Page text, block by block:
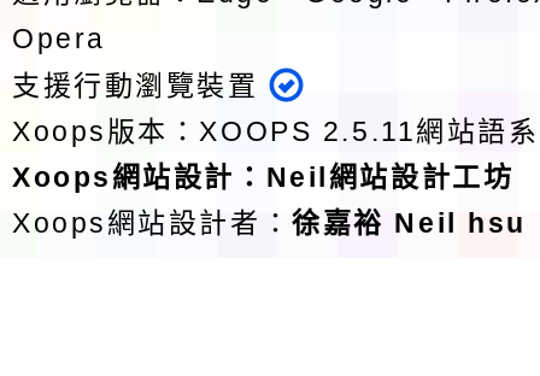
Opera
支援行動瀏覽裝置
Xoops版本： XOOPS 2.5.11網站語
Xoops網站設計 ： Neil網站設計工坊
Xoops網站設計者：徐嘉裕 Neil hsu